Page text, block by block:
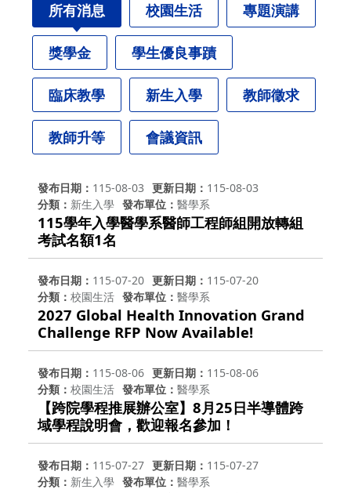
所有消息 校園生活 專題演講
獎學金 學生優良事蹟
臨床教學 新生入學 教師徵求
教師升等 會議資訊
發布日期 115-08-03 更新日期
115-08-03
分類
新生入學 發布單位 醫學系
115學年入學醫學系醫師工程師組開放轉組
考試名額1名
發布日期 115-07-20 更新日期
115-07-20
分類
校園生活 發布單位 醫學系
2027 Global Health Innovation Grand
Challenge RFP Now Available!
發布日期 115-08-06 更新日期
115-08-06
分類
校園生活 發布單位 醫學系
【跨院學程推展辦公室】8月25日半導體跨
域學程說明會，歡迎報名參加！
發布日期 115-07-27 更新日期
115-07-27
分類
新生入學 發布單位 醫學系